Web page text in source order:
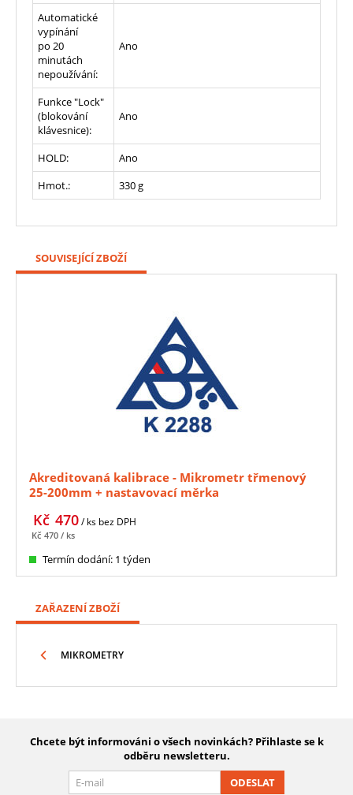
Automatické
vypínání
po 20
minutách
nepoužívání:
Ano
Funkce "Lock"
(blokování
klávesnice):
Ano
HOLD:
Ano
Hmot.:
330g
SOUVISEJÍCÍ ZBOŽÍ
Akreditovaná kalibrace - Mikrometr třmenový
25-200mm + nastavovací měrka
470
Kč / ks bez DPH
470
Kč / ks
Termín dodání: 1 týden
ZAŘAZENÍ ZBOŽÍ
MIKROMETRY
Chcete být informováni o všech novinkách? Přihlaste se k
odběru newsletteru.
ODESLAT